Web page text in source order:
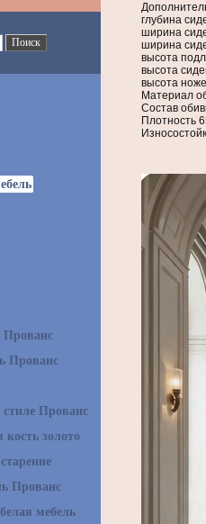
Прованс
Прованс
Прованс
кость золото
Прованс
мебель
глубина
ширина
ширина
высота
высота
высота
Материал
Состав
Плотность